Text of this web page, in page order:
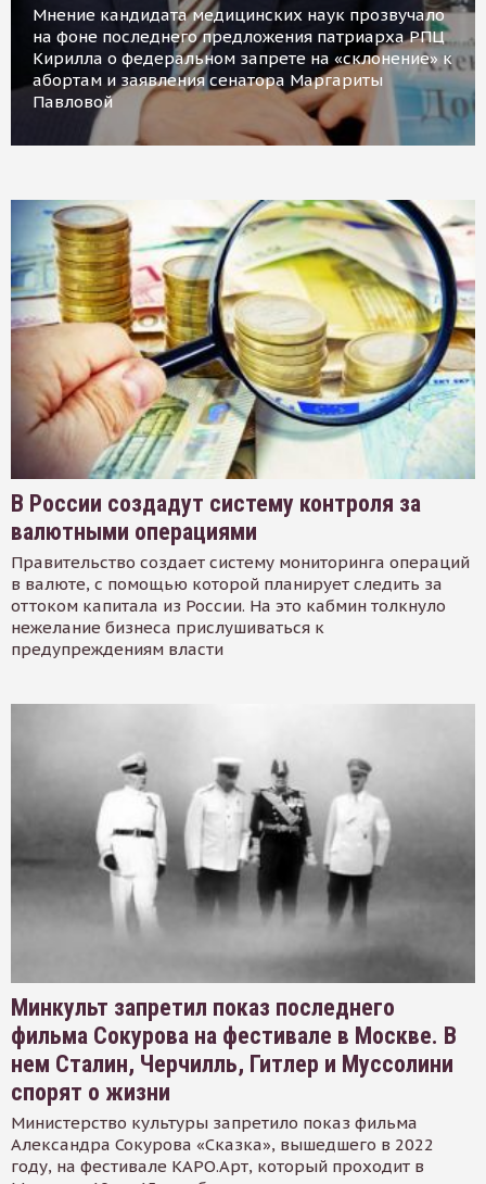
Мнение кандидата медицинских наук прозвучало
на фоне последнего предложения патриарха РПЦ
Кирилла о федеральном запрете на «склонение» к
абортам и заявления сенатора Маргариты
Павловой
В России создадут систему контроля за
валютными операциями
Правительство создает систему мониторинга операций
в валюте, с помощью которой планирует следить за
оттоком капитала из России. На это кабмин толкнуло
нежелание бизнеса прислушиваться к
предупреждениям власти
Минкульт запретил показ последнего
фильма Сокурова на фестивале в Москве. В
нем Сталин, Черчилль, Гитлер и Муссолини
спорят о жизни
Министерство культуры запретило показ фильма
Александра Сокурова «Сказка», вышедшего в 2022
году, на фестивале КАРО.Арт, который проходит в